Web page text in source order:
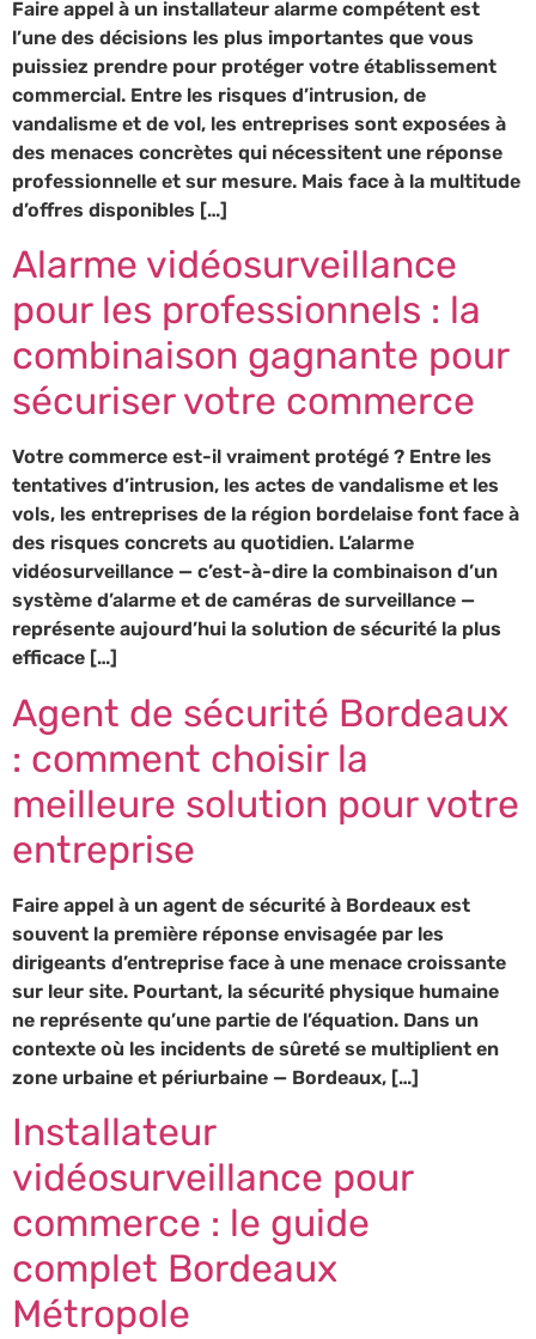
Faire appel à un installateur alarme compétent est
l’une des décisions les plus importantes que vous
puissiez prendre pour protéger votre établissement
commercial. Entre les risques d’intrusion, de
vandalisme et de vol, les entreprises sont exposées à
des menaces concrètes qui nécessitent une réponse
professionnelle et sur mesure. Mais face à la multitude
d’offres disponibles […]
Alarme vidéosurveillance
pour les professionnels : la
combinaison gagnante pour
sécuriser votre commerce
Votre commerce est-il vraiment protégé ? Entre les
tentatives d’intrusion, les actes de vandalisme et les
vols, les entreprises de la région bordelaise font face à
des risques concrets au quotidien. L’alarme
vidéosurveillance — c’est-à-dire la combinaison d’un
système d’alarme et de caméras de surveillance —
représente aujourd’hui la solution de sécurité la plus
efficace […]
Agent de sécurité Bordeaux
: comment choisir la
meilleure solution pour votre
entreprise
Faire appel à un agent de sécurité à Bordeaux est
souvent la première réponse envisagée par les
dirigeants d’entreprise face à une menace croissante
sur leur site. Pourtant, la sécurité physique humaine
ne représente qu’une partie de l’équation. Dans un
contexte où les incidents de sûreté se multiplient en
zone urbaine et périurbaine — Bordeaux, […]
Installateur
vidéosurveillance pour
commerce : le guide
complet Bordeaux
Métropole